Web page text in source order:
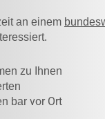
an einem
zu Ihnen​
bar vor Ort